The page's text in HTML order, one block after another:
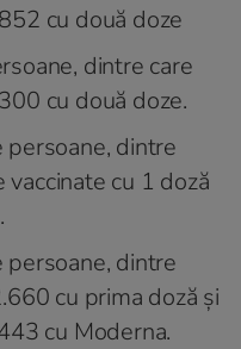
cu două doze
dintre care
cu două doze.
dintre
cu 1 doză
dintre
cu prima doză și
cu Moderna.